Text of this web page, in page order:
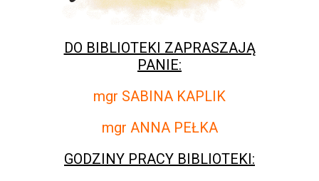
DO BIBLIOTEKI ZAPRASZAJĄ
PANIE:
mgr SABINA KAPLIK
mgr ANNA PEŁKA
GODZINY PRACY BIBLIOTEKI: